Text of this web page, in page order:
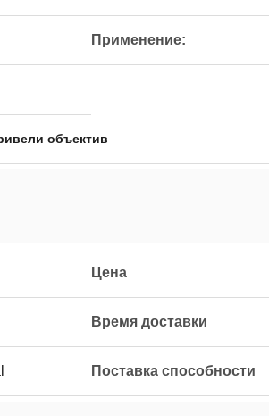
Применение:
объектив
Цена
Время доставки
Поставка способности